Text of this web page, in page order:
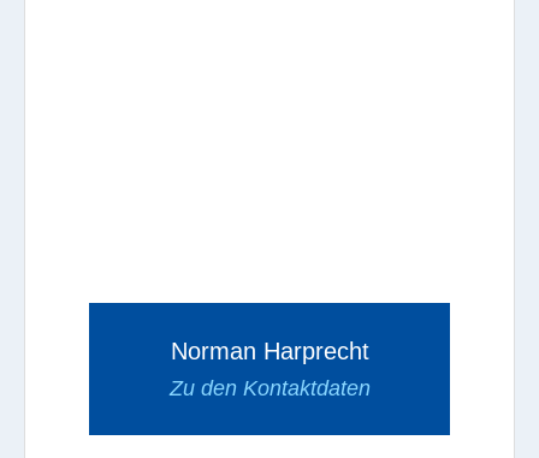
Norman Harprecht
Zu den Kontaktdaten